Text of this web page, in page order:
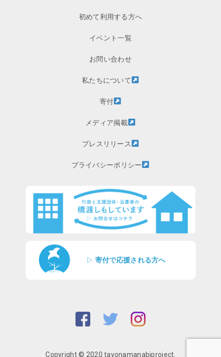
初めて利用する方へ
イベント一覧
お問い合わせ
私たちについて
寄付
メディア掲載
プレスリリース
プライバシーポリシー
▷ 寄付で応援される方へ
Copyright © 2020 tayonamanabiproject.